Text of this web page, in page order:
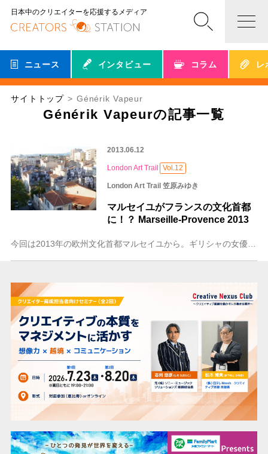
日本中のクリエイターを応援するメディア
ニュース インタビュー コラム レ
サイトトップ Générik Vapeur
Générik Vapeurの記事一覧
2013.06.12
London Art Trail Vol.12
London Art Trail 笠原みゆき
マルセイユがフランスの文化首都
に！？ Marseille-Provence 2013
今回は2013年の欧州文化首都マルセイユから。ギリシャの女優で文化大臣であったMelina Mercouriが提唱し1985年にアテネから始まった欧州文化首都は